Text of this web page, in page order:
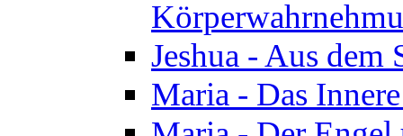
Jeshua - Aus dem
Maria - Das